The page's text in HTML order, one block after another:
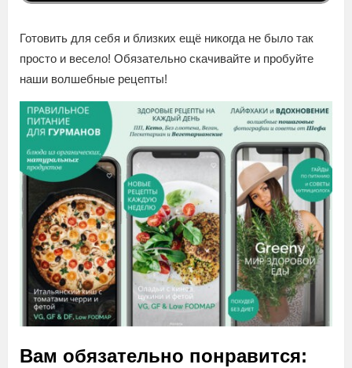
Готовить для себя и близких ещё никогда не было так
просто и весело! Обязательно скачивайте и пробуйте
наши волшебные рецепты!
Вам обязательно понравится: